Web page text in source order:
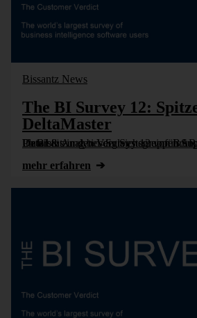
Bissantz News
The BI Survey 12:
DeltaMaster
Im BI & Analytics Survey 12 von BARC liegt Bissantz auf Platz eins in den Vergleichsgruppen Support und für die Unterstützung bei der Systemeinführung. Die Ergebnisse im Detail.
mehr erfahren